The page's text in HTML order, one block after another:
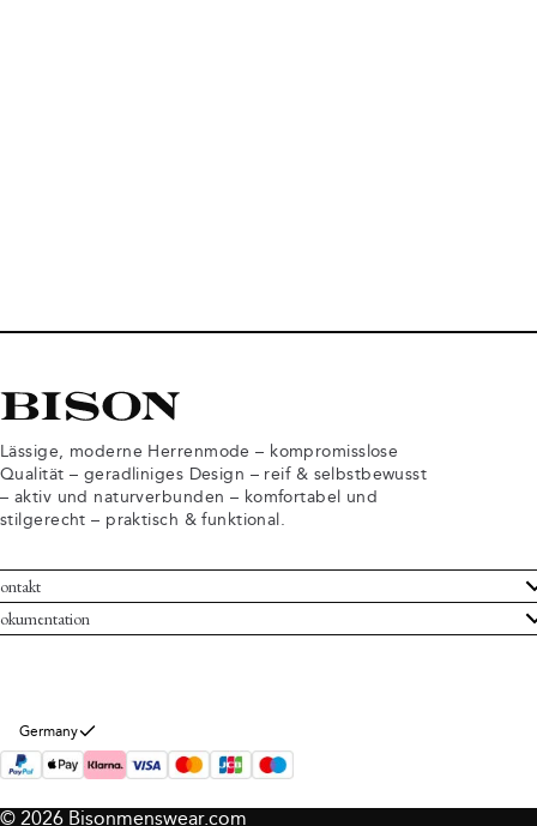
Lässige, moderne Herrenmode – kompromisslose
Qualität – geradliniges Design – reif & selbstbewusst
– aktiv und naturverbunden – komfortabel und
stilgerecht – praktisch & funktional.
Bison
Geschäftsbedingungen
Informationen
Germany
© 2026 Bisonmenswear.com